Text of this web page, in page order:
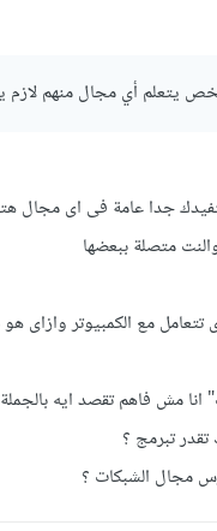
يتعلم أي مجال منهم لازم
جدا عامة فى اى مجال
متصلة ببعضها
تتعامل مع الكمبيوتر وازاى
مش فاهم تقصد ايه
تبرمج ؟
مجال الشبكات ؟